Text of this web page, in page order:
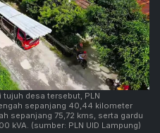
desa tersebut, PLN
sepanjang 40,44 kilometer
sepanjang 75,72 kms, serta gardu
kVA. (sumber: PLN UID Lampung)